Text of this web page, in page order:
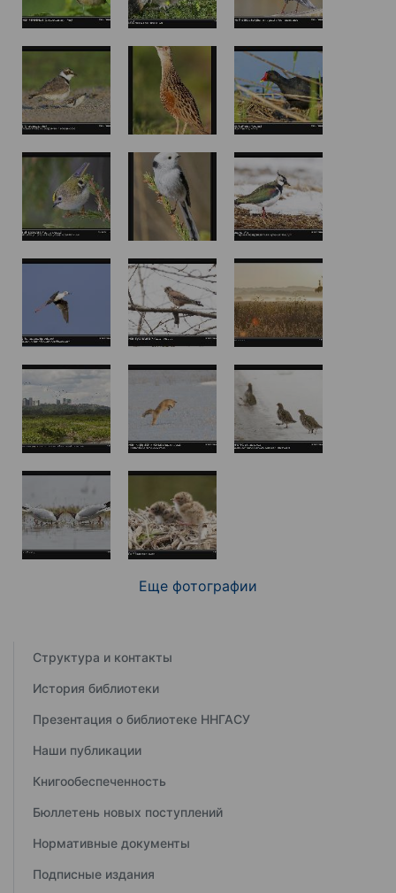
Еще фотографии
Структура и контакты
История библиотеки
Презентация о библиотеке ННГАСУ
Наши публикации
Книгообеспеченность
Бюллетень новых поступлений
Нормативные документы
Подписные издания